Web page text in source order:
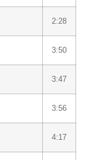
2:28
3:50
3:47
3:56
4:17